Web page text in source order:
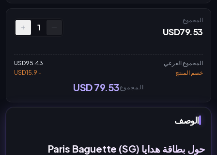
المجموع
USD79.53
1
المجموع الفرعي
USD95.43
خصم المنتج
- USD15.9
المجموعUSD 79.53
الوصف
حول بطاقة هدايا Paris Baguette (SG)